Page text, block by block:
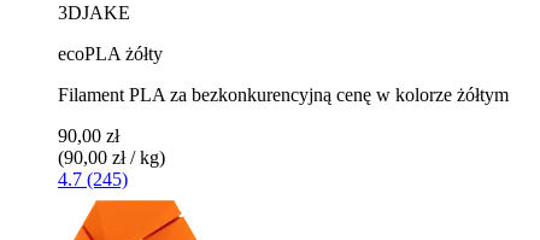
3DJAKE
ecoPLA żółty
Filament PLA za bezkonkurencyjną cenę w kolorze żółtym
90,00 zł
(90,00 zł / kg)
4.7 (245)